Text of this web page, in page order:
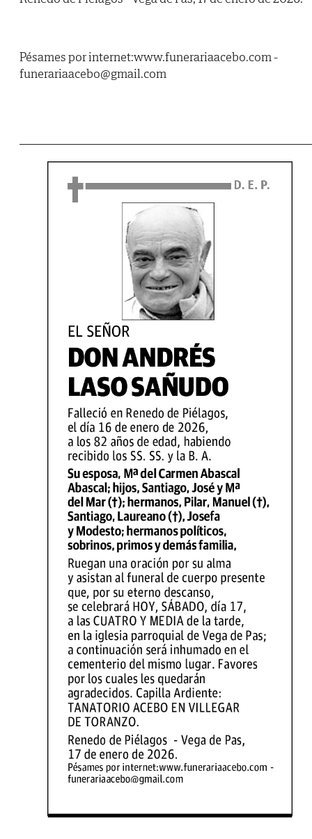
Pésames por internet:www.funerariaacebo.com -
funerariaacebo@gmail.com